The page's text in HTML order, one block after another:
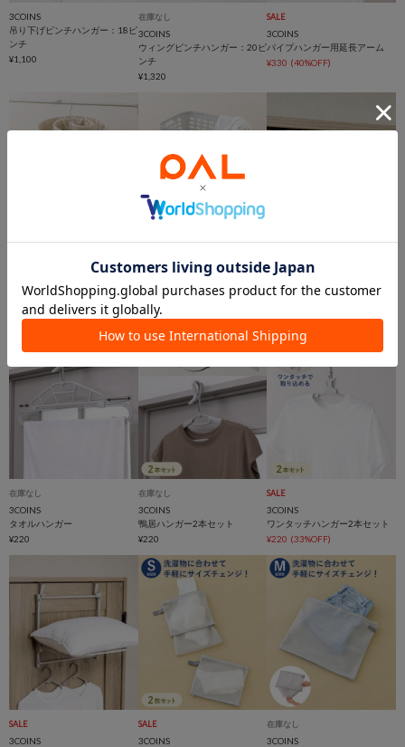
3COINS
吊り下げピンチハンガー：18ピ
ンチ
¥1,100
在庫なし
3COINS
ウィングピンチハンガー：20ピ
ンチ
¥1,320
SALE
3COINS
パイプハンガー用延長アーム
¥330 (40%OFF)
折りたたみ式スパイラルハンガ 折りたたみ洗濯カゴ
¥1,980
在庫なし
3COINS
ドアフックハンガー2個セット
在庫なし
3COINS
タオルハンガー
¥220
在庫なし
3COINS
鴨居ハンガー2本セット
¥220
SALE
3COINS
ワンタッチハンガー2本セット
¥220 (33%OFF)
SALE
3COINS
SALE
3COINS
在庫なし
3COINS